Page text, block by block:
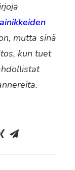
mutta sinä
kun tuet